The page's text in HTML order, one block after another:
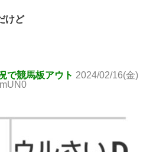
けど
で競馬板アウト 2024/02/16(金)